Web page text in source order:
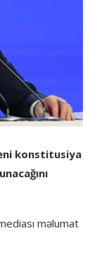
konstitusiya
məlumat